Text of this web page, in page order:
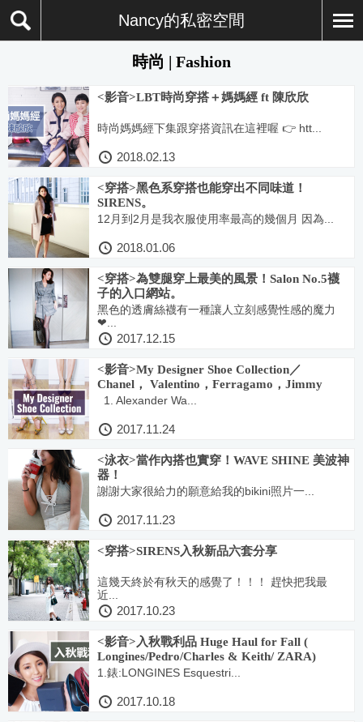
Nancy的私密空間
時尚 | Fashion
<影音>LBT時尚穿搭＋媽媽經 ft 陳欣欣
時尚媽媽經下集跟穿搭資訊在這裡喔 👉 htt...
2018.02.13
<穿搭>黑色系穿搭也能穿出不同味道！
SIRENS。
12月到2月是我衣服使用率最高的幾個月 因為...
2018.01.06
<穿搭>為雙腿穿上最美的風景！Salon No.5襪
子的入口網站。
黑色的透膚絲襪有一種讓人立刻感覺性感的魔力
❤...
2017.12.15
<影音>My Designer Shoe Collection／
Chanel， Valentino，Ferragamo，Jimmy
Choo, Sergio Rossi, Miu Miu
1. Alexander Wa...
2017.11.24
<泳衣>當作內搭也實穿！WAVE SHINE 美波神
器！
謝謝大家很給力的願意給我的bikini照片一...
2017.11.23
<穿搭>SIRENS入秋新品六套分享
這幾天終於有秋天的感覺了！！！ 趕快把我最
近...
2017.10.23
<影音>入秋戰利品 Huge Haul for Fall (
Longines/Pedro/Charles & Keith/ ZARA)
1.錶:LONGINES Esquestri...
2017.10.18